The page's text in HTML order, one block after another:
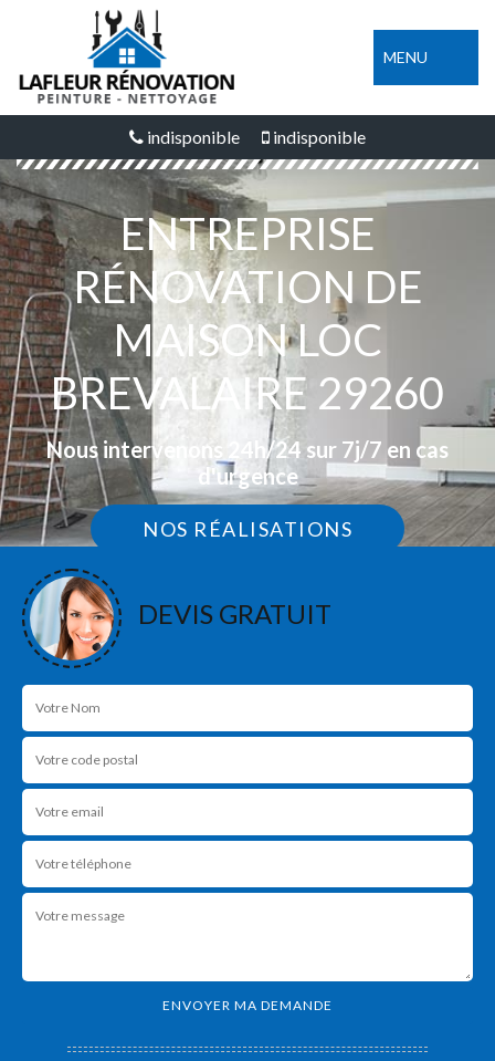
MENU
indisponible indisponible
ENTREPRISE
RÉNOVATION DE
MAISON LOC
BREVALAIRE 29260
Nous intervenons 24h/24 sur 7j/7 en cas
d'urgence
NOS RÉALISATIONS
DEVIS GRATUIT